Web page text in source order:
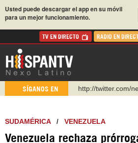
Usted puede descargar el app en su móvil
para un mejor funcionamiento.
TV EN DIRECTO RADIO EN
SÍGANOS EN
http://twitter.com/
https://
WhatsApp y
SUDAMÉRICA/ VENEZUELA
Venezuela rechaza